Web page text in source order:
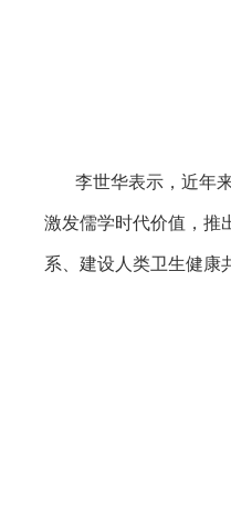
李世华表示，近年
激发儒学时代价值，推
系、建设人类卫生健康